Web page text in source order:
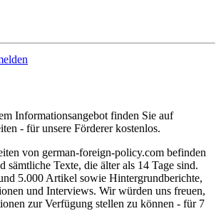
Informationsangebot finden Sie auf
- für unsere Förderer kostenlos.
von german-foreign-policy.com befinden
sämtliche Texte, die älter als 14 Tage sind.
5.000 Artikel sowie Hintergrundberichte,
und Interviews. Wir würden uns freuen,
zur Verfügung stellen zu können - für 7